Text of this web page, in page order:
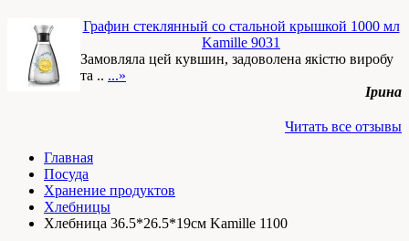
Графин стеклянный со стальной крышкой 1000 мл
Kamille 9031
Замовляла цей кувшин, задоволена якістю виробу
та .. ...»
Ірина
Читать все отзывы
Главная
Посуда
Хранение продуктов
Хлебницы
Хлебница 36.5*26.5*19см Kamille 1100